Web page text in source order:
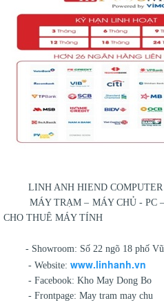
LINH ANH HIEND COMPUTER
MÁY TRẠM – MÁY CHỦ - PC –
CHO THUÊ MÁY TÍNH
- Showroom: Số 22 ngõ 18 phố
- Website: www.linhanh.vn
- Facebook: Kho May Dong Bo
- Frontpage: May tram may chu